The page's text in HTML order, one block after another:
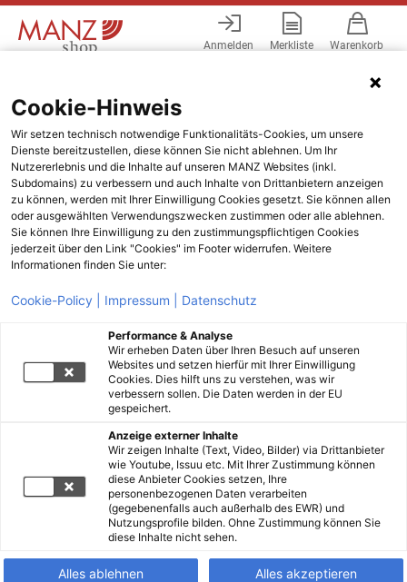
Anmelden Merkliste Warenkorb
Cookie-Hinweis
Wir setzen technisch notwendige Funktionalitäts-Cookies, um unsere
Dienste bereitzustellen, diese können Sie nicht ablehnen. Um Ihr
Nutzererlebnis und die Inhalte auf unseren MANZ Websites (inkl.
Subdomains) zu verbessern und auch Inhalte von Drittanbietern anzeigen
zu können, werden mit Ihrer Einwilligung Cookies gesetzt. Sie können allen
oder ausgewählten Verwendungszwecken zustimmen oder alle ablehnen.
Sie können Ihre Einwilligung zu den zustimmungspflichtigen Cookies
jederzeit über den Link "Cookies" im Footer widerrufen. Weitere
Informationen finden Sie unter:
Cookie-Policy | Impressum | Datenschutz
Performance & Analyse
Wir erheben Daten über Ihren Besuch auf unseren
Websites und setzen hierfür mit Ihrer Einwilligung
Cookies. Dies hilft uns zu verstehen, was wir
verbessern sollen. Die Daten werden in der EU
gespeichert.
Anzeige externer Inhalte
Wir zeigen Inhalte (Text, Video, Bilder) via Drittanbieter
wie Youtube, Issuu etc. Mit Ihrer Zustimmung können
diese Anbieter Cookies setzen, Ihre
personenbezogenen Daten verarbeiten
(gegebenenfalls auch außerhalb des EWR) und
Nutzungsprofile bilden. Ohne Zustimmung können Sie
diese Inhalte nicht sehen.
Alles ablehnen Alles akzeptieren